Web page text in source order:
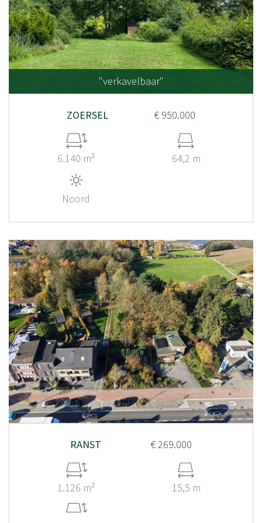
"verkavelbaar"
ZOERSEL € 950.000
6.140 m² 64,2 m
Noord
RANST € 269.000
1.126 m² 15,5 m